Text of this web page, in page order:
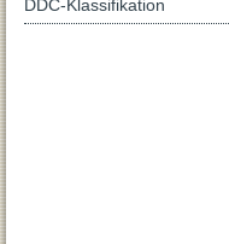
DDC-Klassifikation